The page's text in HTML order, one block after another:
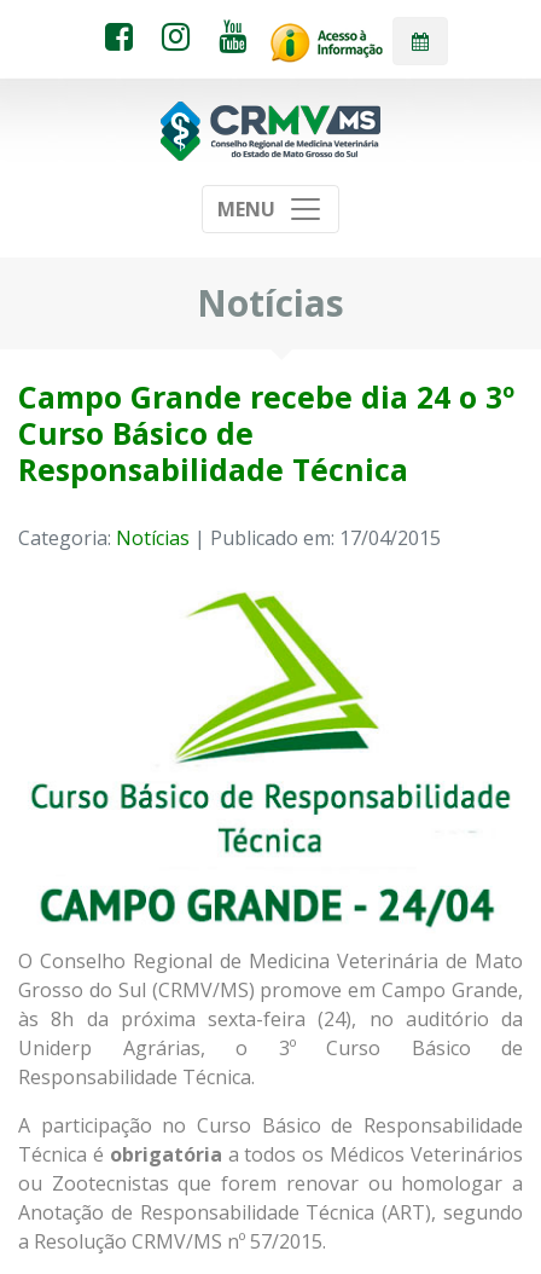
MENU
Notícias
Campo Grande recebe dia 24 o 3º
Curso Básico de
Responsabilidade Técnica
Categoria: Notícias | Publicado em: 17/04/2015
O Conselho Regional de Medicina Veterinária de Mato
Grosso do Sul (CRMV/MS) promove em Campo Grande,
às 8h da próxima sexta-feira (24), no auditório da
Uniderp Agrárias, o 3º Curso Básico de
Responsabilidade Técnica.
A participação no Curso Básico de Responsabilidade
Técnica é obrigatória a todos os Médicos Veterinários
ou Zootecnistas que forem renovar ou homologar a
Anotação de Responsabilidade Técnica (ART), segundo
a Resolução CRMV/MS nº 57/2015.